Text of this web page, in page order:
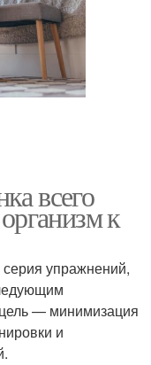
всего
к
упражнений,
— минимизация
и